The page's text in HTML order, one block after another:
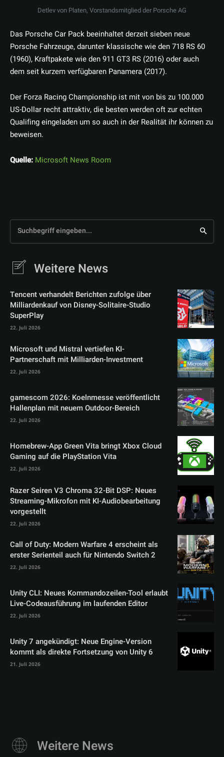
Detlev von Platen, Vorstandsmitglied der Porsche AG
Das Porsche Car Pack beeinhaltet derzeit sieben neue
Porsche Fahrzeuge, darunter klassische wie den 718 RS 60
(1960), Kraftpakete wie den 911 GT3 RS (2016) oder auch
dem seit kurzem verfügbaren Panamera (2017).
Der Forza Racing Championship ist mit von bis zu 100.000
US-Dollar recht attraktiv, die besten werden oft zur echten
Qualifing eingeladen um so auch in der Realität ihr können zu
beweisen.
Quelle: Microsoft News Room
Suchbegriff eingeben...
Weitere News
Tencent verhandelt Berichten zufolge über
Milliardenkauf von Disney-Solitaire-Studio
SuperPlay
22. Juli 2026
Microsoft und Mistral vertiefen KI-
Partnerschaft mit Milliarden-Investment
22. Juli 2026
gamescom 2026: Koelnmesse veröffentlicht
Hallenplan mit neuem Outdoor-Bereich
22. Juli 2026
Homebrew-App Green Vita bringt Xbox Cloud
Gaming auf die PlayStation Vita
22. Juli 2026
Razer Seiren V3 Chroma 32-Bit DSP: Neues
Streaming-Mikrofon mit KI-Audiobearbeitung
vorgestellt
22. Juli 2026
Call of Duty: Modern Warfare 4 erscheint als
erster Serienteil auch für Nintendo Switch 2
22. Juli 2026
Unity CLI: Neues Kommandozeilen-Tool erlaubt
Live-Codeausführung im laufenden Editor
22. Juli 2026
Unity 7 angekündigt: Neue Engine-Version
kommt als direkte Fortsetzung von Unity 6
21. Juli 2026
Weitere News